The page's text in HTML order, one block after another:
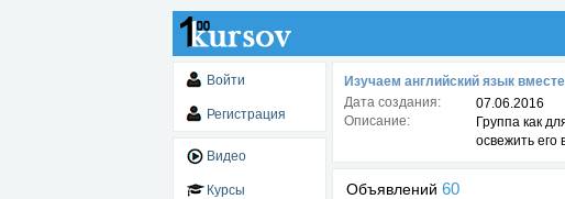
Войти
Регистрация
Видео
Курсы
Изучаем английский язык
Дата создания:
07.06.2016
Описание:
Группа как
освежить его
Объявлений 60